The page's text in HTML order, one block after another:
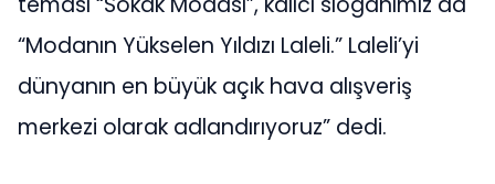
“Modanın Yükselen Yıldızı Laleli.” Laleli’yi
dünyanın en büyük açık hava alışveriş
merkezi olarak adlandırıyoruz” dedi.